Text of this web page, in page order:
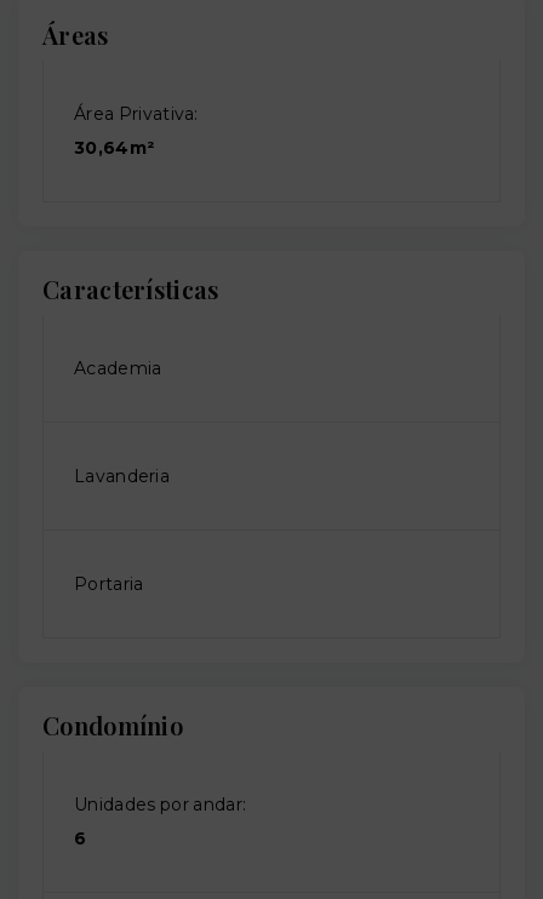
Áreas
Área Privativa:
30,64m²
Características
Academia
Lavanderia
Portaria
Condomínio
Unidades por andar:
6